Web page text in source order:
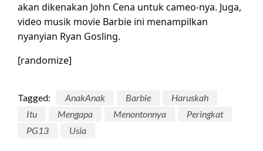
akan dikenakan John Cena untuk cameo-nya. Juga,
video musik movie Barbie ini menampilkan
nyanyian Ryan Gosling.
[randomize]
Tagged: AnakAnak Barbie
Haruskah
Itu
Mengapa Menontonnya
Peringkat
PG13
Usia